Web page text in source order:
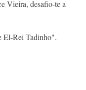
Vieira, desafio-te a
El-Rei Tadinho".